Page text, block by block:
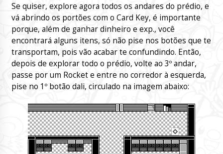
Se quiser, explore agora todos os andares do prédio, e
vá abrindo os portões com o Card Key, é importante
porque, além de ganhar dinheiro e exp., você
encontrará alguns itens, só não pise nos botões que te
transportam, pois vão acabar te confundindo. Então,
depois de explorar todo o prédio, volte ao 3º andar,
passe por um Rocket e entre no corredor à esquerda,
pise no 1º botão dali, circulado na imagem abaixo: